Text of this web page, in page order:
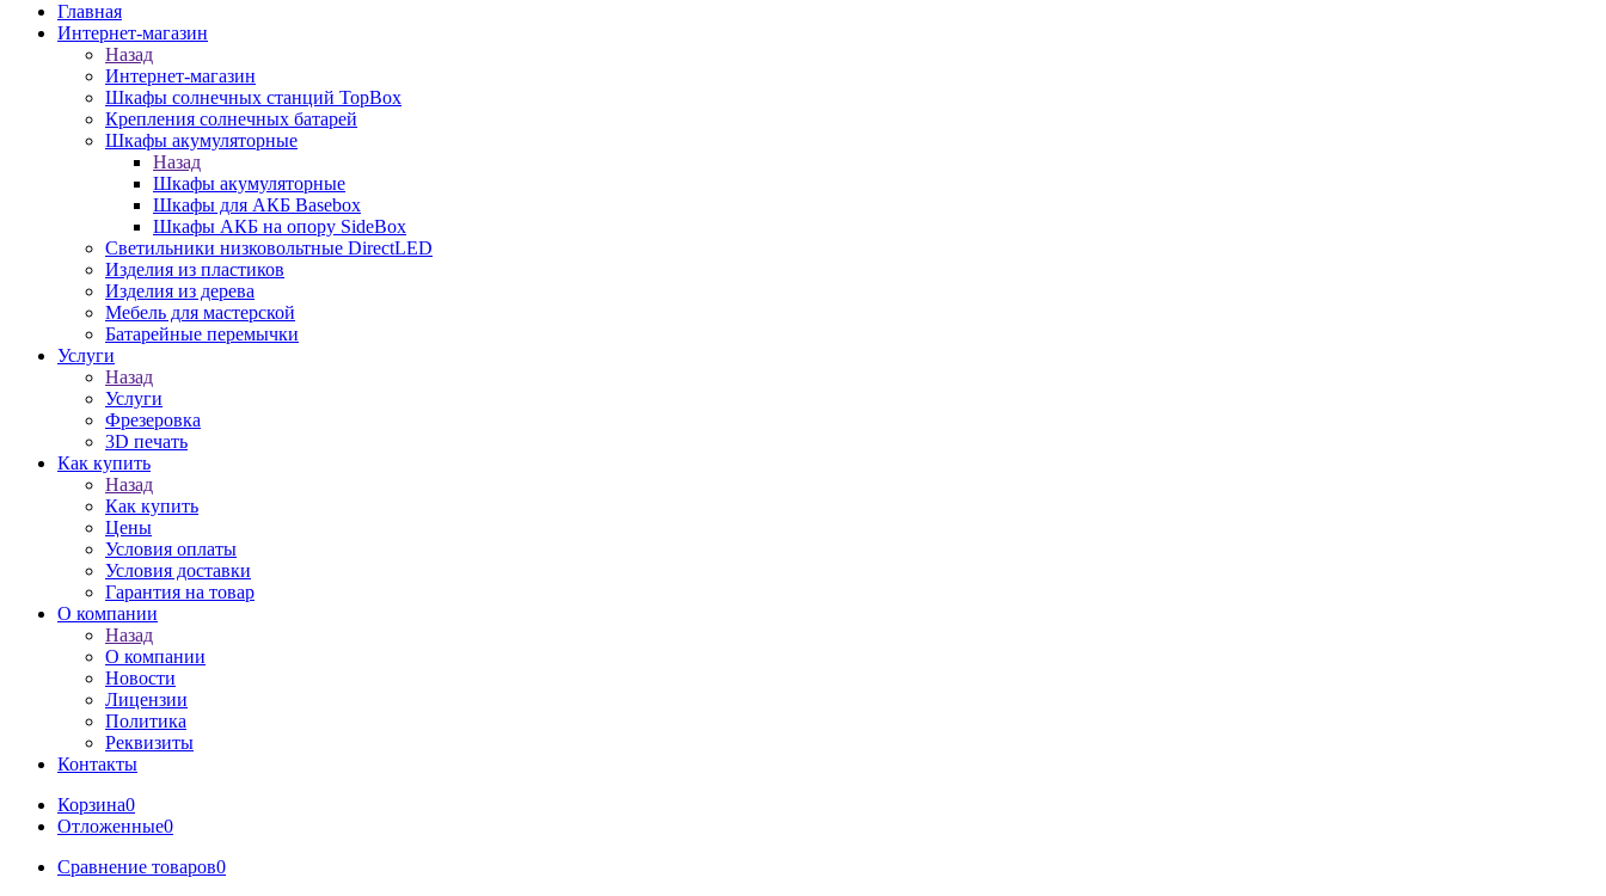
Главная
Интернет-магазин
Назад
Интернет-магазин
Шкафы солнечных станций TopBox
Крепления солнечных батарей
Шкафы акумуляторные
Назад
Шкафы акумуляторные
Шкафы для АКБ Basebox
Шкафы АКБ на опору SideBox
Светильники низковольтные DirectLED
Изделия из пластиков
Изделия из дерева
Мебель для мастерской
Батарейные перемычки
Услуги
Назад
Услуги
Фрезеровка
3D печать
Как купить
Назад
Как купить
Цены
Условия оплаты
Условия доставки
Гарантия на товар
О компании
Назад
О компании
Новости
Лицензии
Политика
Реквизиты
Контакты
Корзина0
Отложенные0
Сравнение товаров0